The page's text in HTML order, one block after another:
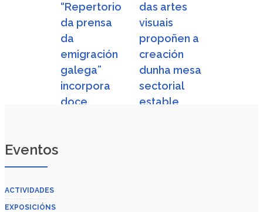
“Repertorio
da prensa
da
emigración
galega”
incorpora
doce
das artes
visuais
propoñen a
creación
dunha mesa
sectorial
estable
Eventos
ACTIVIDADES
EXPOSICIÓNS